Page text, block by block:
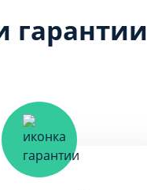
гарантии